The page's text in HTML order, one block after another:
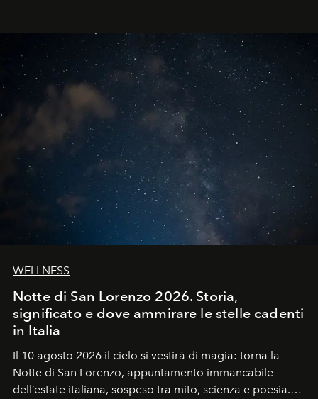
WELLNESS
Notte di San Lorenzo 2026. Storia,
significato e dove ammirare le stelle cadenti
in Italia
Il 10 agosto 2026 il cielo si vestirà di magia: torna la
Notte di San Lorenzo, appuntamento immancabile
dell’estate italiana, sospeso tra mito, scienza e poesia.